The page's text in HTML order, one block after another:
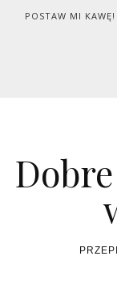
Skip to content
POSTAW MI KAWĘ!